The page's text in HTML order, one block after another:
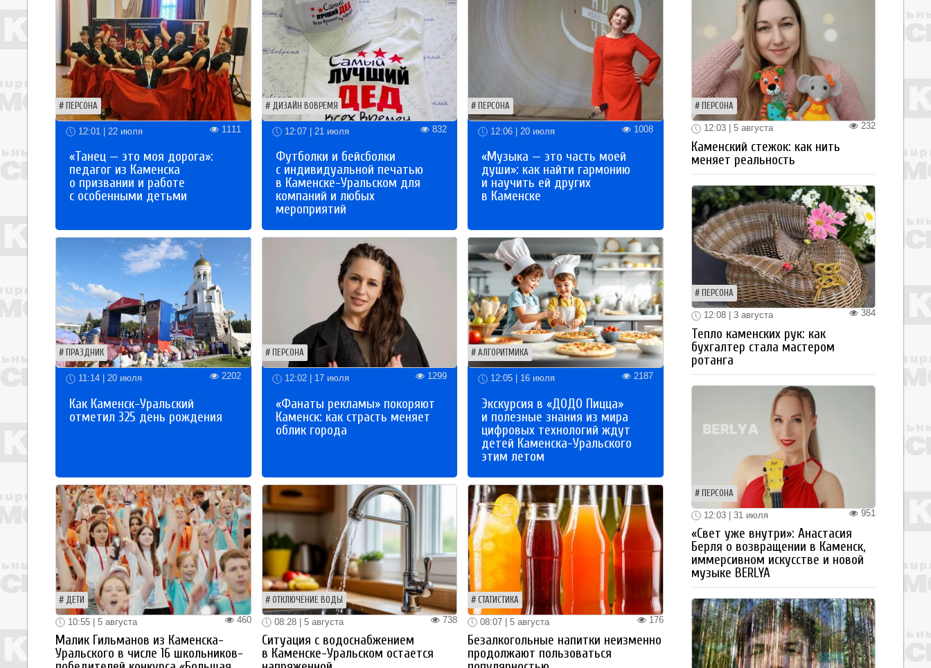
ПЕРСОНА
12:01 | 22 июля 1111
«Танец — это моя дорога»:
педагог из Каменска
о призвании и работе
с особенными детьми
ДИЗАЙН ВОВРЕМЯ
12:07 | 21 июля 832
Футболки и бейсболки
с индивидуальной печатью
в Каменске-Уральском для
компаний и любых
мероприятий
ПЕРСОНА
12:06 | 20 июля 1008
«Музыка — это часть моей
души»: как найти гармонию
и научить ей других
в Каменске
ПРАЗДНИК
11:14 | 20 июля 2202
Как Каменск-Уральский
отметил 325 день рождения
ПЕРСОНА
12:02 | 17 июля 1299
«Фанаты рекламы» покоряют
Каменск: как страсть меняет
облик города
АЛГОРИТМИКА
12:05 | 16 июля 2187
Экскурсия в «ДОДО Пицца»
и полезные знания из мира
цифровых технологий ждут
детей Каменска-Уральского
этим летом
ДЕТИ
460
10:55 | 5 августа
Малик Гильманов из Каменска-
Уральского в числе 16 школьников-
ОТКЛЮЧЕНИЕ ВОДЫ
738
08:28 | 5 августа
Ситуация с водоснабжением
в Каменске-Уральском остается
СТАТИСТИКА
176
08:07 | 5 августа
Безалкогольные напитки неизменно
продолжают пользоваться
ПЕРСОНА
232
12:03 | 5 августа
Каменский стежок: как нить
меняет реальность
ПЕРСОНА
384
12:08 | 3 августа
Тепло каменских рук: как
бухгалтер стала мастером
ротанга
ПЕРСОНА
951
12:03 | 31 июля
«Свет уже внутри»: Анастасия
Берля о возвращении в Каменск,
иммерсивном искусстве и новой
музыке BERLYA